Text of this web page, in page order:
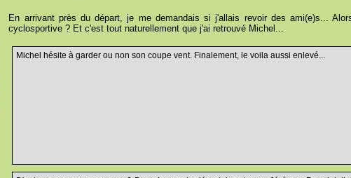
En arrivant près du départ, je me demandais si j'allais revoir des ami(e)s...
cyclosportive ? Et c'est tout naturellement que j'ai retrouvé Michel...
Michel hésite à garder ou non son coupe vent. Finalement, le voila aussi enlevé...